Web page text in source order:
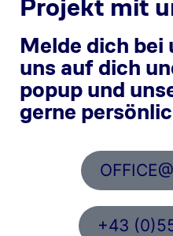
Projekt mit
Melde dich bei
uns auf dich
popup und
gerne
+43